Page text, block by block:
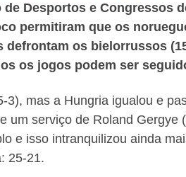
Desportos e Congressos
permitiram que os
os bielorrussos
os jogos podem ser
3), mas a Hungria igualou e
um serviço de Roland Gergye
e isso intranquilizou ainda
25-21.